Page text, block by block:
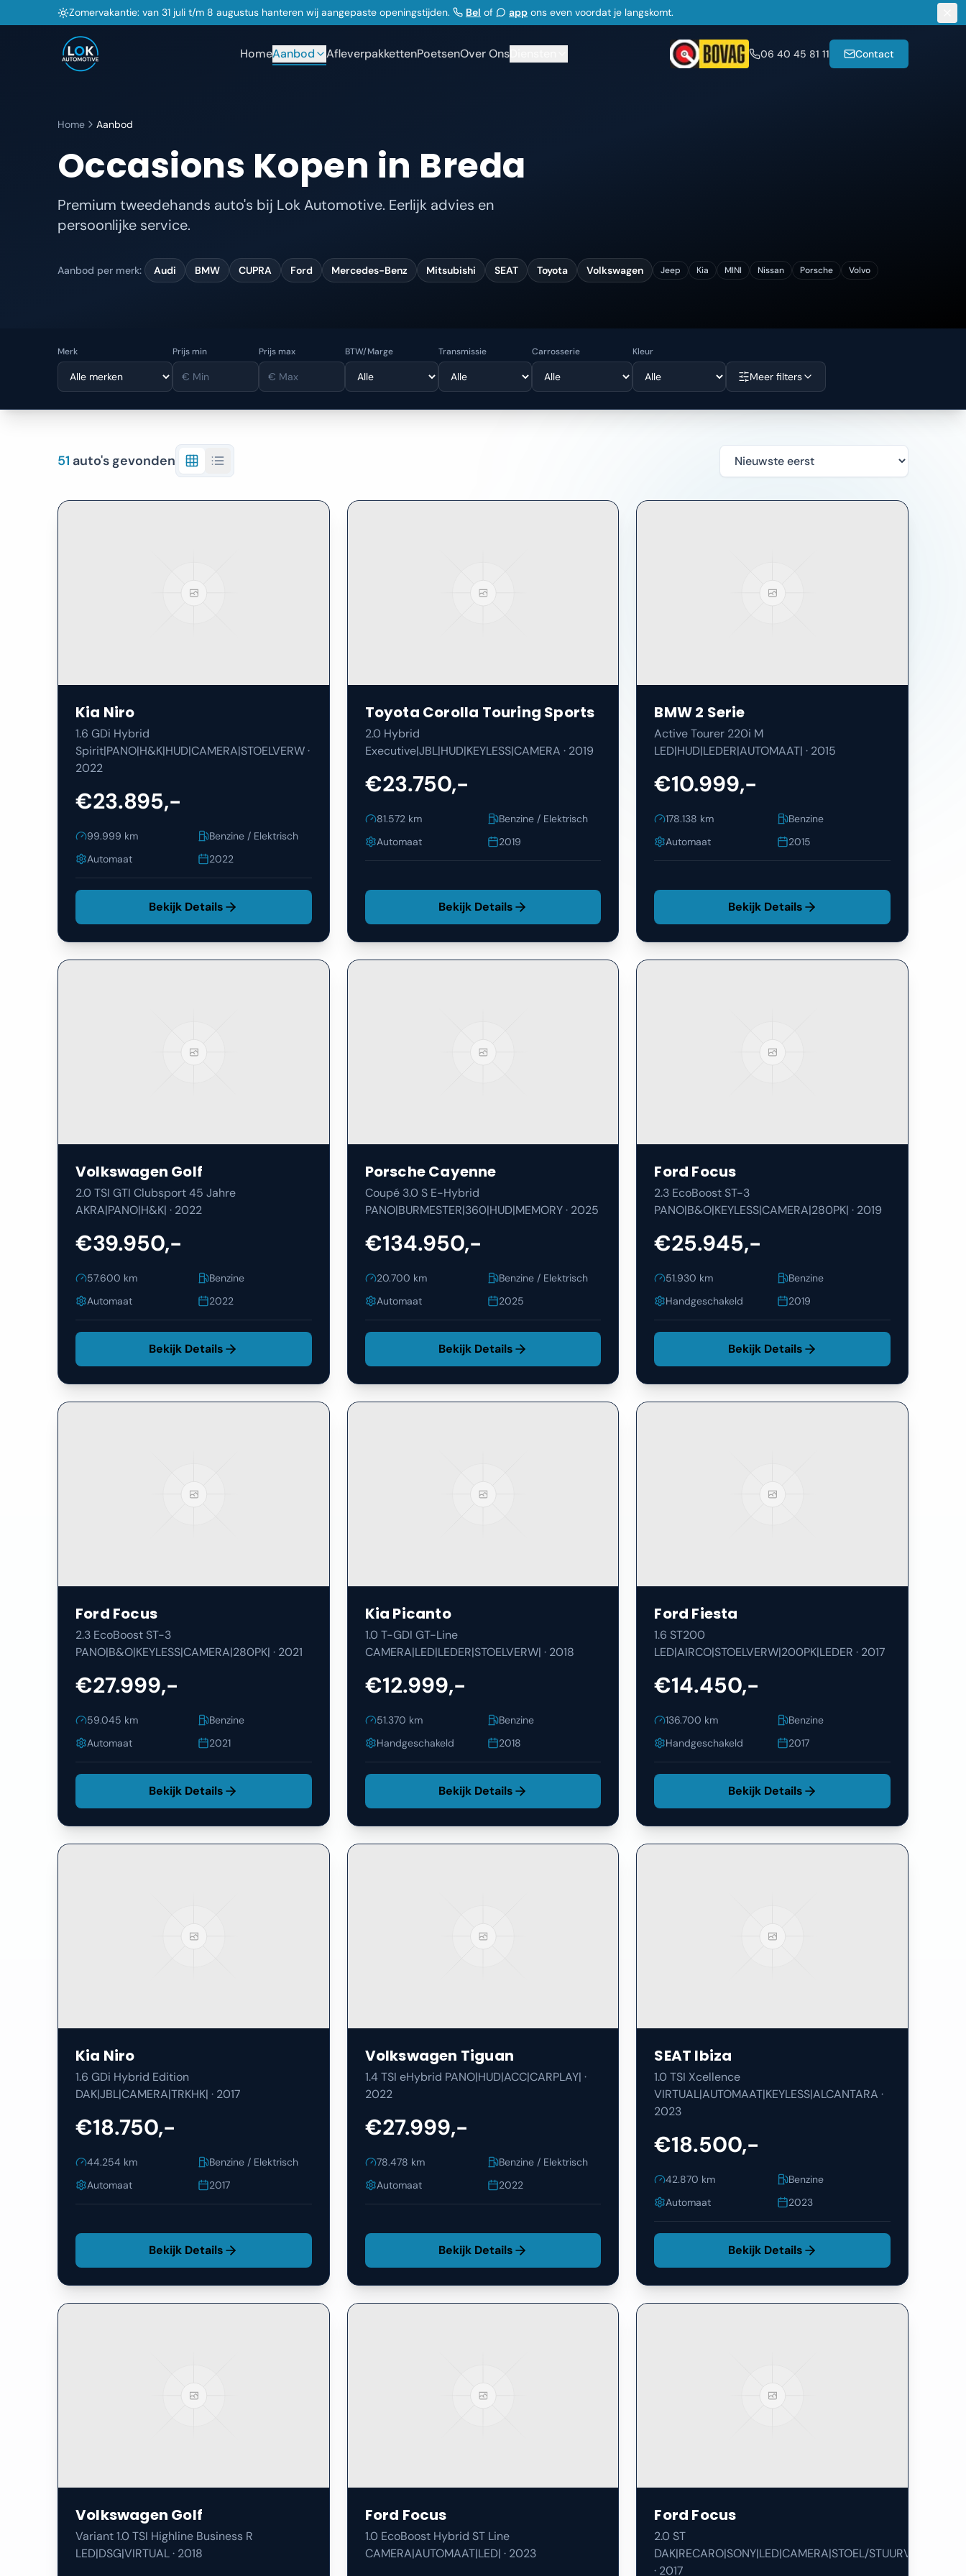
Zomervakantie: van 31 juli t/m 8 augustus hanteren wij aangepaste openingstijden. Bel of app ons even voordat je langskomt.
HomeAanbod AfleverpakkettenPoetsenOver Ons 06 40 45 81 11 Contact
Home Aanbod
Occasions Kopen in Breda
Premium tweedehands auto's bij Lok Automotive. Eerlijk advies en
persoonlijke service.
Aanbod per merk: Audi BMW CUPRA Ford Mercedes-Benz Mitsubishi SEAT Toyota Volkswagen Jeep Kia MINI Nissan Porsche Volvo
Merk Prijs min Prijs max BTW/Marge Transmissie Carrosserie Kleur
Meer filters
51 auto's gevonden
Kia Niro
1.6 GDi Hybrid
Spirit|PANO|H&K|HUD|CAMERA|STOELVERW·
2022
€23.895,-
99.999 km
Benzine / Elektrisch
Automaat
2022
Bekijk Details
Toyota Corolla Touring Sports
2.0 Hybrid
Executive|JBL|HUD|KEYLESS|CAMERA · 2019
€23.750,-
81.572km
Benzine / Elektrisch
Automaat
2019
Bekijk Details
BMW2 Serie
Active Tourer 220i M
LED|HUD|LEDER|AUTOMAAT| · 2015
€10.999,-
178.138 km
Benzine
Automaat
2015
Bekijk Details
Volkswagen Golf
2.0 TSI GTI Clubsport 45 Jahre
AKRA|PANO|H&K| · 2022
€39.950,-
57.600 km
Benzine
Automaat
2022
Bekijk Details
PorscheCayenne
Coupé 3.0 S E-Hybrid
PANO|BURMESTER|360|HUD|MEMORY· 2025
€134.950,-
20.700 km
Benzine / Elektrisch
Automaat
2025
Bekijk Details
Ford Focus
2.3 EcoBoost ST-3
PANO|B&O|KEYLESS|CAMERA|280PK| · 2019
€25.945,-
51.930 km
Benzine
Handgeschakeld
2019
Bekijk Details
Ford Focus
2.3 EcoBoost ST-3
PANO|B&O|KEYLESS|CAMERA|280PK| · 2021
€27.999,-
59.045 km
Benzine
Automaat
2021
Bekijk Details
Kia Picanto
1.0 T-GDI GT-Line
CAMERA|LED|LEDER|STOELVERW| · 2018
€12.999,-
51.370 km
Benzine
Handgeschakeld
2018
Bekijk Details
Ford Fiesta
1.6 ST200
LED|AIRCO|STOELVERW|200PK|LEDER · 2017
€14.450,-
136.700 km
Benzine
Handgeschakeld
2017
Bekijk Details
Kia Niro
1.6 GDi Hybrid Edition
DAK|JBL|CAMERA|TRKHK| · 2017
€18.750,-
44.254 km
Benzine / Elektrisch
Automaat
2017
Bekijk Details
Volkswagen Tiguan
1.4 TSI eHybrid PANO|HUD|ACC|CARPLAY| ·
2022
€27.999,-
78.478 km
Benzine / Elektrisch
Automaat
2022
Bekijk Details
SEAT Ibiza
1.0 TSI Xcellence
VIRTUAL|AUTOMAAT|KEYLESS|ALCANTARA ·
2023
€18.500,-
42.870 km
Benzine
Automaat
2023
Bekijk Details
Volkswagen Golf
Variant 1.0 TSI Highline Business R
LED|DSG|VIRTUAL· 2018
Ford Focus
1.0 EcoBoost Hybrid ST Line
CAMERA|AUTOMAAT|LED| · 2023
Ford Focus
2.0 ST
DAK|RECARO|SONY|LED|CAMERA|STOEL/STUURVERW|
· 2017